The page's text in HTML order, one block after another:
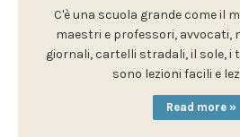
C'è una scuola grande come il
maestri e professori, avvocati,
giornali, cartelli stradali, il sole, i
sono lezioni facili e
Read more »